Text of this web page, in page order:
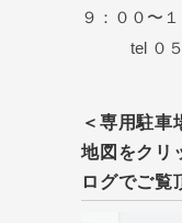
９：００〜
tel ０５２
＜専用駐
地図をクリ
ログでご覧